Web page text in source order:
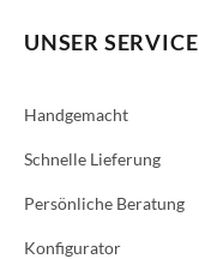
UNSER SERVICE
Handgemacht
Schnelle Lieferung
Persönliche Beratung
Konfigurator